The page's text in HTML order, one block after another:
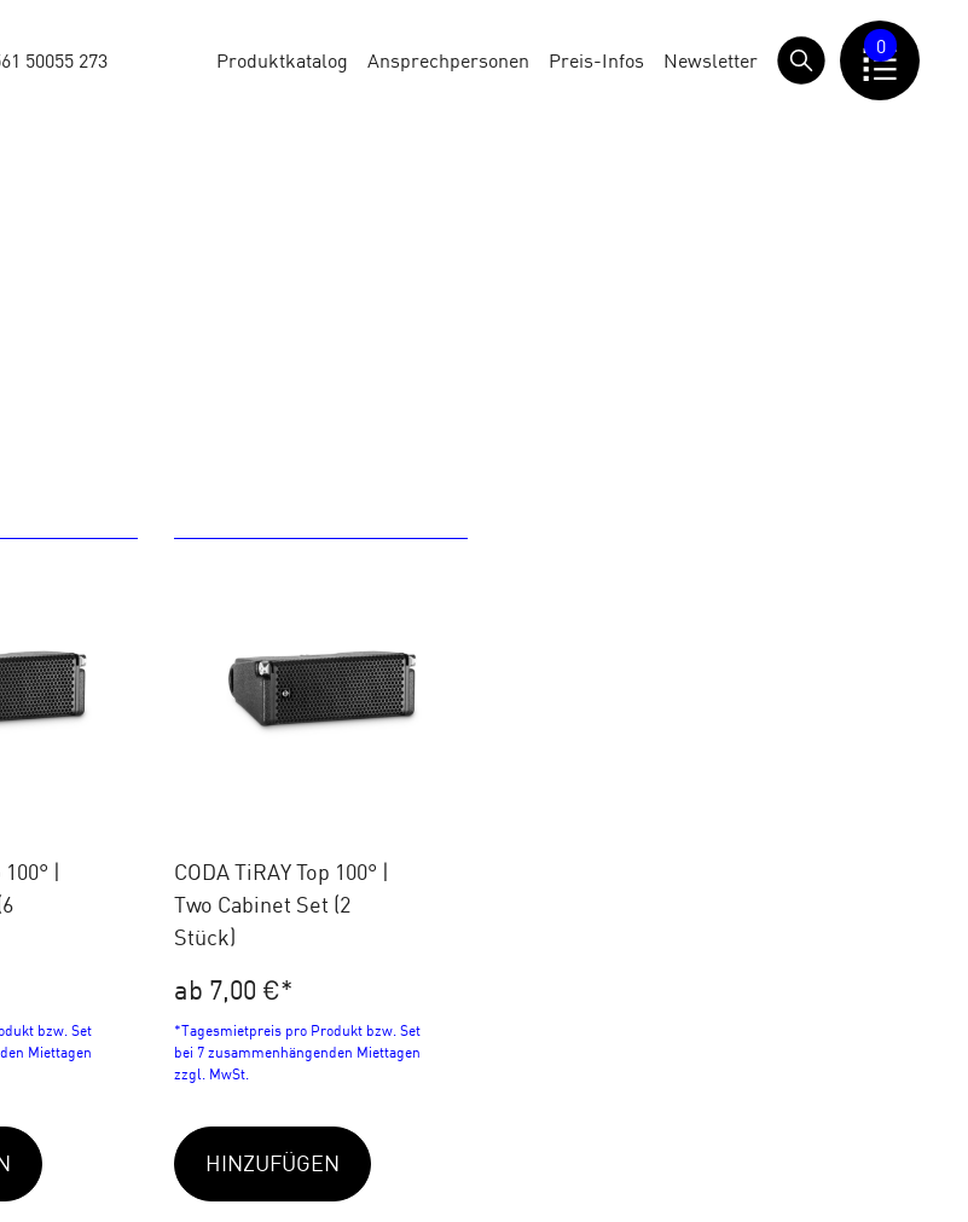
50055 273 Produktkatalog Ansprechpersonen Preis-Infos Newsletter
0
|
bzw. Set
Miettagen
CODA TiRAY Top 100° |
Two Cabinet Set (2
Stück)
ab 7,00 €*
*Tagesmietpreis pro Produkt bzw. Set
bei 7 zusammenhängenden Miettagen
zzgl. MwSt.
HINZUFÜGEN